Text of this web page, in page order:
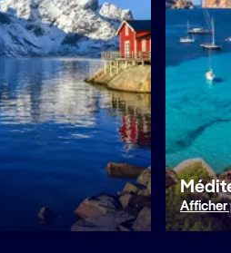
Afficher